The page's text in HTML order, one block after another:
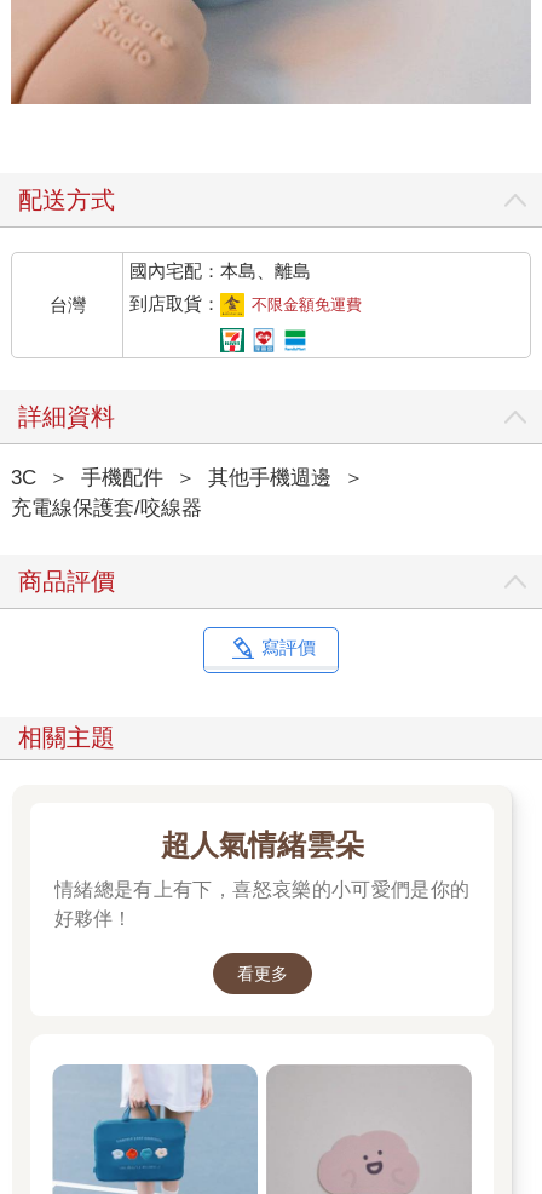
配送方式
台灣
國內宅配：本島、離島
到店取貨：
不限金額免運費
詳細資料
3C ＞ 手機配件 ＞ 其他手機週邊
＞
充電線保護套/咬線器
商品評價
寫評價
相關主題
超人氣情緒雲朵
情緒總是有上有下，喜怒哀樂的小可愛們是你的
好夥伴！
看更多